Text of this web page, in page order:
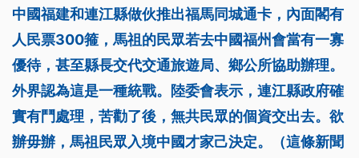
中國福建和連江縣做伙推出福馬同城通卡，內面閣有
人民票300箍，馬祖的民眾若去中國福州會當有一寡
優待，甚至縣長交代交通旅遊局、鄉公所協助辦理。
外界認為這是一種統戰。陸委會表示，連江縣政府確
實有鬥處理，苦勸了後，無共民眾的個資交出去。欲
辦毋辦，馬祖民眾入境中國才家己決定。（這條新聞